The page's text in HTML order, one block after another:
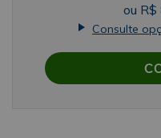
ou R$
Consulte